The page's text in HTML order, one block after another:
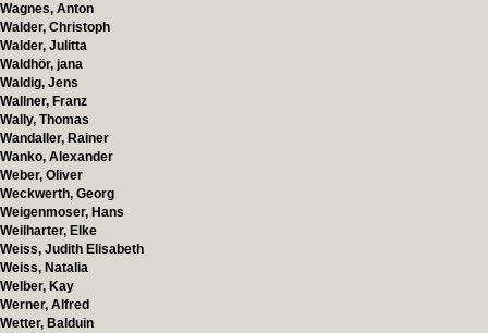
Wagnes, Anton
Walder, Christoph
Walder, Julitta
Waldhör, jana
Waldig, Jens
Wallner, Franz
Wally, Thomas
Wandaller, Rainer
Wanko, Alexander
Weber, Oliver
Weckwerth, Georg
Weigenmoser, Hans
Weilharter, Elke
Weiss, Judith Elisabeth
Weiss, Natalia
Welber, Kay
Werner, Alfred
Wetter, Balduin